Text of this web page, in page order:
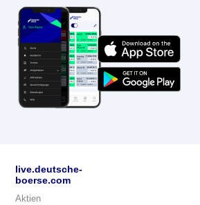
live.deutsche-
boerse.com
Aktien